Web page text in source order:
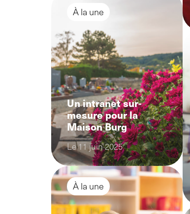
À la une
Un intranet sur-
mesure pour la
Maison Burg
Le 11 juin 2025
À la une